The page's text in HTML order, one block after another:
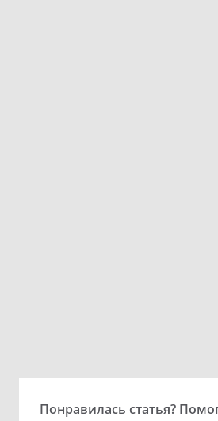
Понравилась статья?